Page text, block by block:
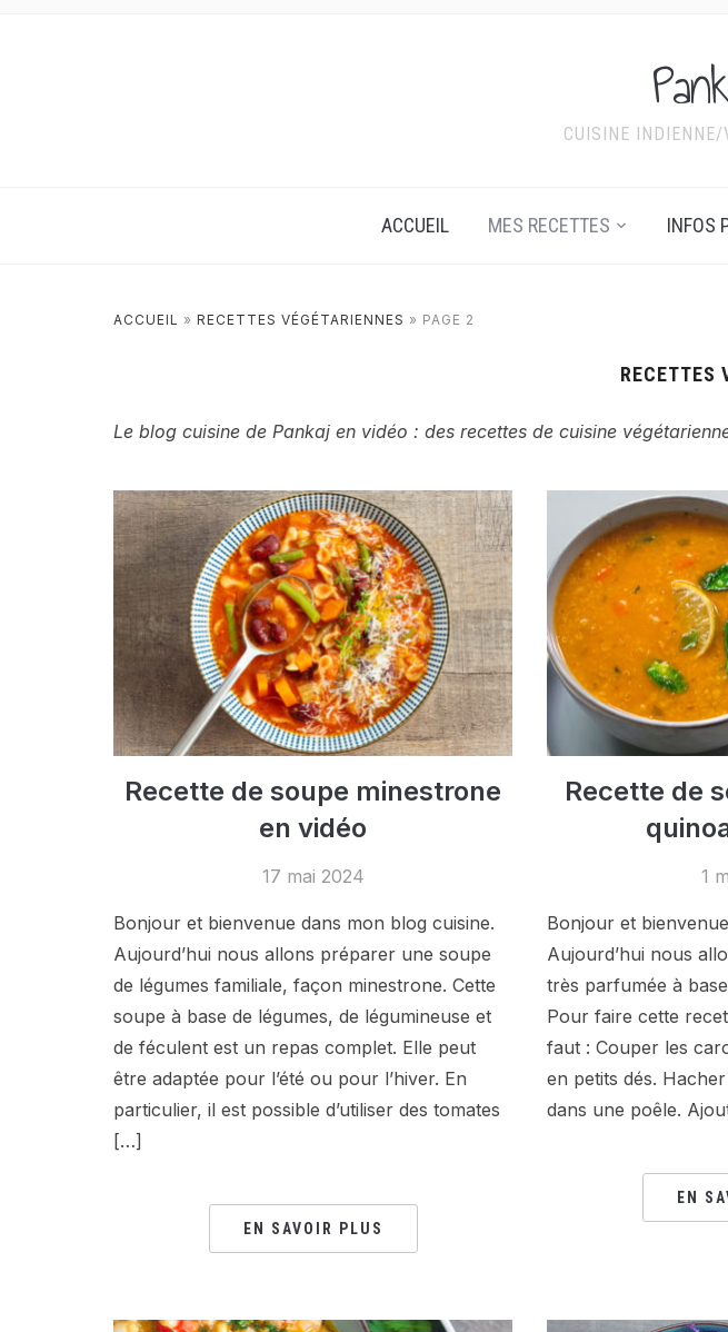
CUISINE INDIENNE/
ACCUEIL MES RECETTES INFOS
ACCUEIL » RECETTES VÉGÉTARIENNES » PAGE 2
RECETTES
Le blog cuisine de Pankaj en vidéo : des recettes de cuisine
Recette de soupe minestrone
en vidéo
17 mai 2024
Bonjour et bienvenue dans mon blog cuisine.
Aujourd’hui nous allons préparer une soupe
de légumes familiale, façon minestrone. Cette
soupe à base de légumes, de légumineuse et
de féculent est un repas complet. Elle peut
être adaptée pour l’été ou pour l’hiver. En
particulier, il est possible d’utiliser des tomates
[…]
EN SAVOIR PLUS
Recette de
1
Bonjour et
Aujourd’hui nous
très parfumée à
Pour faire cette
faut : Couper les
en petits dés.
dans une poêle.
EN